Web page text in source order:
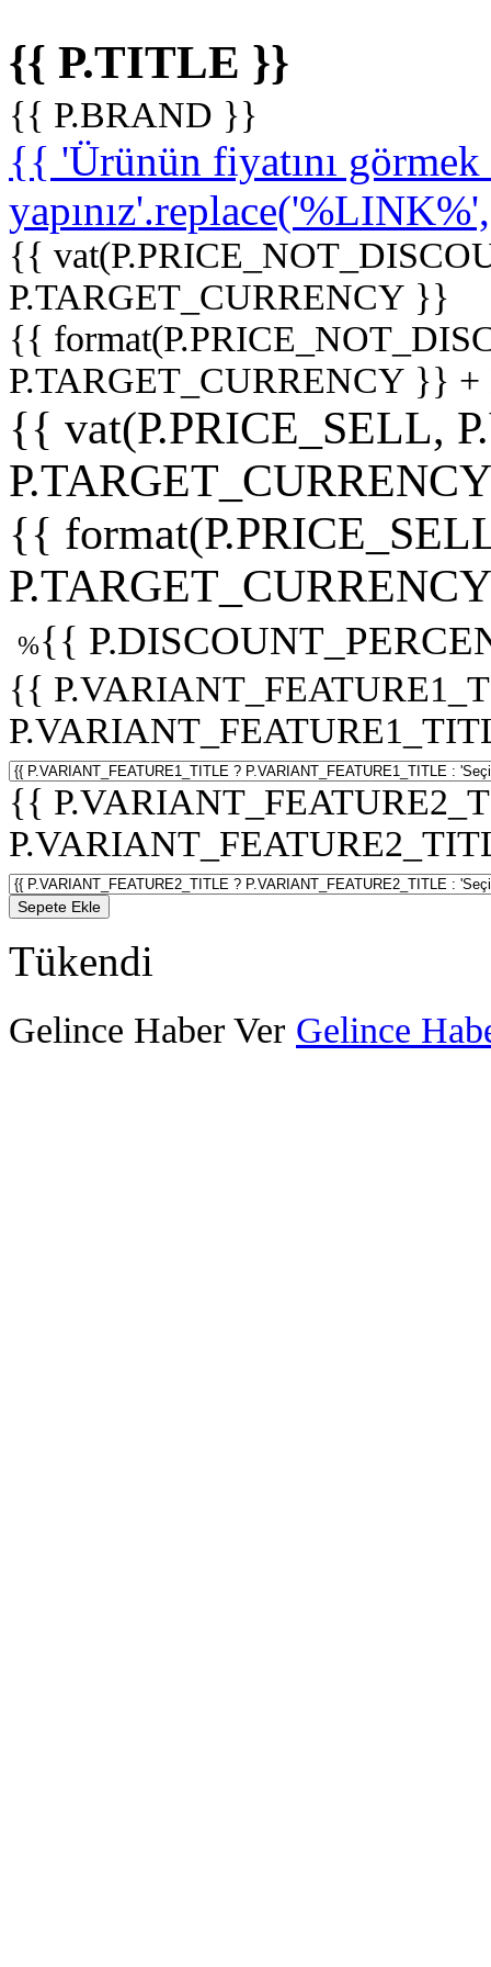
{{ P.TITLE }}
{{ P.BRAND }}
{{ 'Ürünün fiyatını
{{
P.TARGET_CURRENCY }}
{{
P.TARGET_CURRENCY }}
{{ vat(P.PRICE_SELL,
{{
%{{
{{
{{
Sepete Ekle
Tükendi
Gelince Haber Ver Gelince